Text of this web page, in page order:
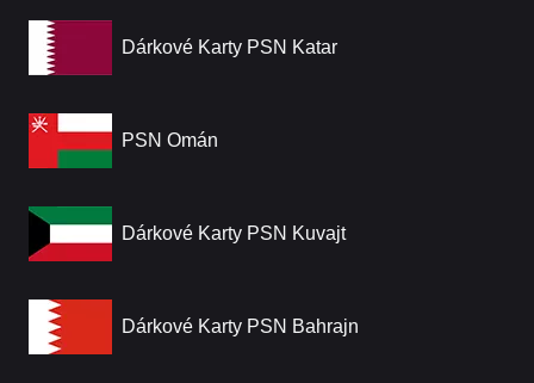
Dárkové Karty PSN Katar
PSN Omán
Dárkové Karty PSN Kuvajt
Dárkové Karty PSN Bahrajn